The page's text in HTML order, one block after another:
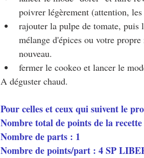
poivrer légèrement (attention,
rajouter la pulpe de tomate,
mélange d'épices ou votre
nouveau.
fermer le cookeo et lancer le
A déguster chaud.
Pour celles et ceux qui suivent le
Nombre total de points de la
Nombre de parts : 1
Nombre de points/part : 4 SP